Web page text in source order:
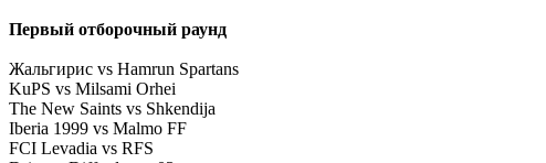
Первый отборочный раунд
Жальгирис vs Hamrun Spartans
KuPS vs Milsami Orhei
The New Saints vs Shkendija
Iberia 1999 vs Malmo FF
FCI Levadia vs RFS